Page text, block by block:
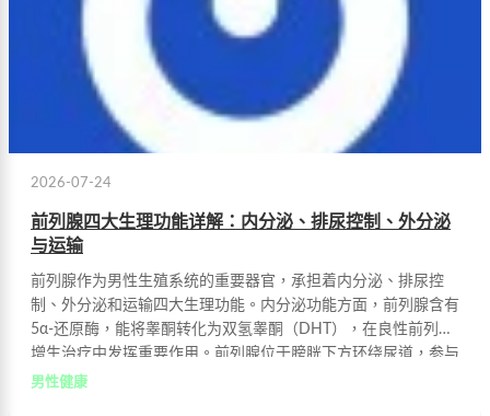
2026-07-24
前列腺四大生理功能详解：内分泌、排尿控制、外分泌
与运输
前列腺作为男性生殖系统的重要器官，承担着内分泌、排尿控
制、外分泌和运输四大生理功能。内分泌功能方面，前列腺含有
5α-还原酶，能将睾酮转化为双氢睾酮（DHT），在良性前列腺
增生治疗中发挥重要作用。前列腺位于膀胱下方环绕尿道，参与
尿道内括约肌形成，调控排尿过程。前列腺液作为精液重要组成
男性健康